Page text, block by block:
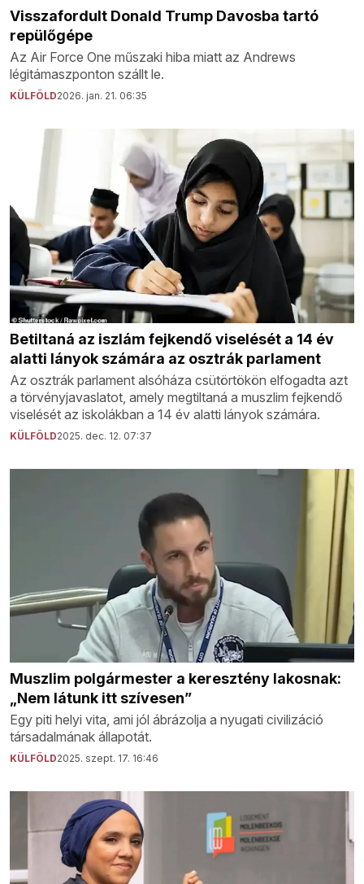
Visszafordult Donald Trump Davosba tartó
repülőgépe
Az Air Force One műszaki hiba miatt az Andrews
légitámaszponton szállt le.
KÜLFÖLD2026. jan. 21. 06:35
Betiltaná az iszlám fejkendő viselését a 14 év
alatti lányok számára az osztrák parlament
Az osztrák parlament alsóháza csütörtökön elfogadta azt
a törvényjavaslatot, amely megtiltaná a muszlim fejkendő
viselését az iskolákban a 14 év alatti lányok számára.
KÜLFÖLD2025. dec. 12. 07:37
Muszlim polgármester a keresztény lakosnak:
„Nem látunk itt szívesen”
Egy piti helyi vita, ami jól ábrázolja a nyugati civilizáció
társadalmának állapotát.
KÜLFÖLD2025. szept. 17. 16:46